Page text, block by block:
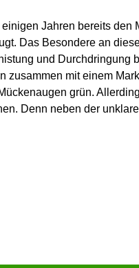
Jahren bereits den
Das Besondere an
und Durchdringung
zusammen mit einem
grün.
Denn neben der